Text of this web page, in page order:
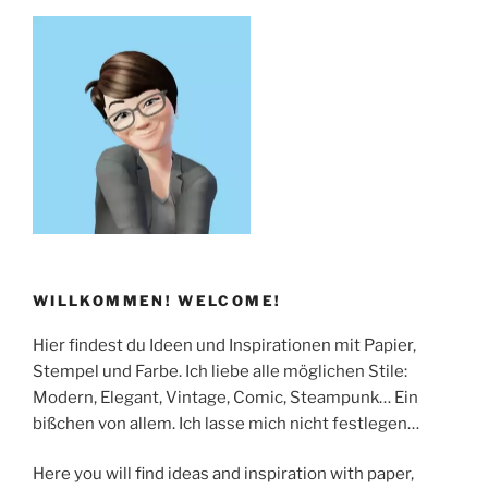
WILLKOMMEN! WELCOME!
Hier findest du Ideen und Inspirationen mit Papier,
Stempel und Farbe. Ich liebe alle möglichen Stile:
Modern, Elegant, Vintage, Comic, Steampunk… Ein
bißchen von allem. Ich lasse mich nicht festlegen…
Here you will find ideas and inspiration with paper,